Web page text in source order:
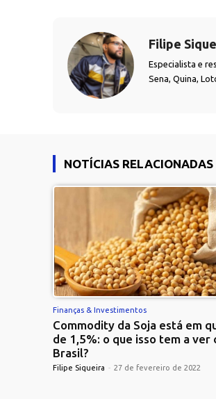
Filipe
Especialista e
Sena, Quina,
NOTÍCIAS RELACIONADAS
Finanças & Investimentos
Commodity da Soja está em
de 1,5%: o que isso tem a ver
Brasil?
Filipe Siqueira - 27 de fevereiro de 2022